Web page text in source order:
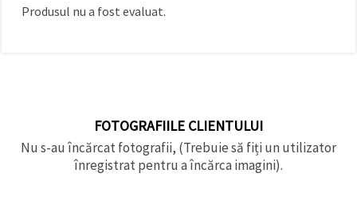
Produsul nu a fost evaluat.
FOTOGRAFIILE CLIENTULUI
Nu s-au încărcat fotografii, (Trebuie să fiți un utilizator
înregistrat pentru a încărca imagini).